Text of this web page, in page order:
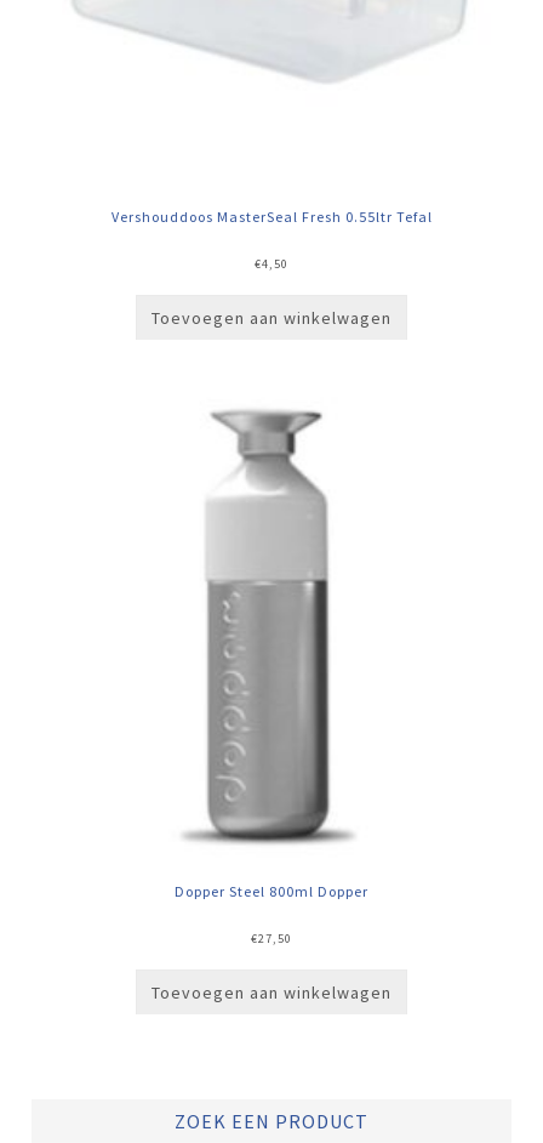
Vershouddoos MasterSeal Fresh 0.55ltr Tefal
€4,50
Toevoegen aan winkelwagen
Dopper Steel 800ml Dopper
€27,50
Toevoegen aan winkelwagen
ZOEK EEN PRODUCT